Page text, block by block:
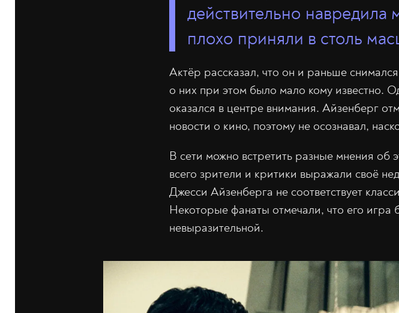
действительно
плохо приняли в столь
Актёр рассказал, что он и раньше
о них при этом было мало кому известно.
оказался в центре внимания. Айзенберг
новости о кино, поэтому не осознавал,
В сети можно встретить разные мнения
всего зрители и критики выражали своё
Джесси Айзенберга не соответствует
Некоторые фанаты отмечали, что его игра
невыразительной.